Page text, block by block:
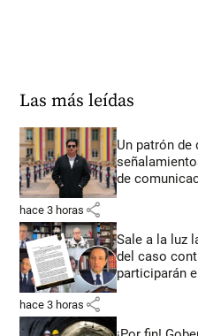
Las más leídas
Un patrón
de
hace 3 horas share
Sale a la luz
del caso
participarán
hace 3 horas share